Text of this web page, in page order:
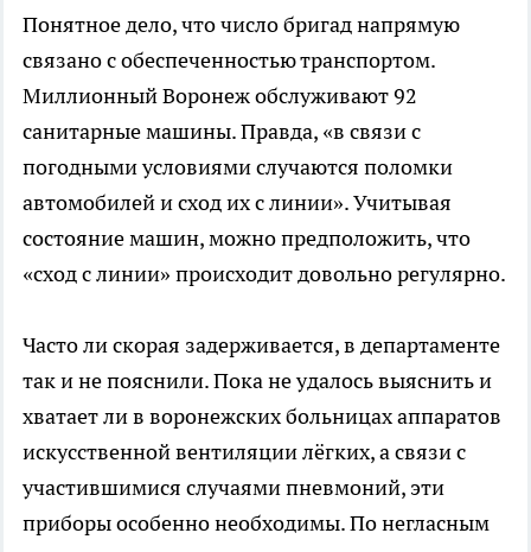
Понятное дело, что число бригад напрямую
связано с обеспеченностью транспортом.
Миллионный Воронеж обслуживают 92
санитарные машины. Правда, «в связи с
погодными условиями случаются поломки
автомобилей и сход их с линии». Учитывая
состояние машин, можно предположить, что
«сход с линии» происходит довольно регулярно.
Часто ли скорая задерживается, в департаменте
так и не пояснили. Пока не удалось выяснить и
хватает ли в воронежских больницах аппаратов
искусственной вентиляции лёгких, а связи с
участившимися случаями пневмоний, эти
приборы особенно необходимы. По негласным